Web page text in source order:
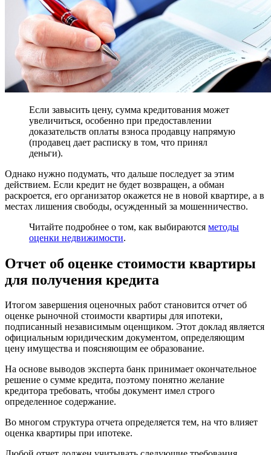
Если завысить цену, сумма кредитования может
увеличиться, особенно при предоставлении
доказательств оплаты взноса продавцу напрямую
(продавец дает расписку в том, что принял
деньги).
Однако нужно подумать, что дальше последует за этим
действием. Если кредит не будет возвращен, а обман
раскроется, его организатор окажется не в новой квартире, а в
местах лишения свободы, осужденный за мошенничество.
Читайте подробнее о том, как выбираются методы
оценки недвижимости.
Отчет об оценке стоимости квартиры
для получения кредита
Итогом завершения оценочных работ становится отчет об
оценке рыночной стоимости квартиры для ипотеки,
подписанный независимым оценщиком. Этот доклад является
официальным юридическим документом, определяющим
цену имущества и поясняющим ее образование.
На основе выводов эксперта банк принимает окончательное
решение о сумме кредита, поэтому понятно желание
кредитора требовать, чтобы документ имел строго
определенное содержание.
Во многом структура отчета определяется тем, на что влияет
оценка квартиры при ипотеке.